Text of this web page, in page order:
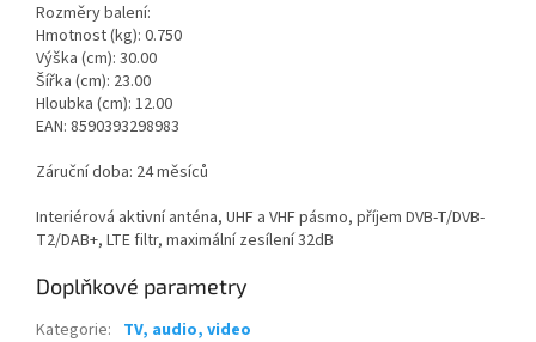
Rozměry balení:
Hmotnost (kg): 0.750
Výška (cm): 30.00
Šířka (cm): 23.00
Hloubka (cm): 12.00
EAN: 8590393298983
Záruční doba: 24 měsíců
Interiérová aktivní anténa, UHF a VHF pásmo, příjem DVB-T/DVB-
T2/DAB+, LTE filtr, maximální zesílení 32dB
Doplňkové parametry
Kategorie: TV, audio, video